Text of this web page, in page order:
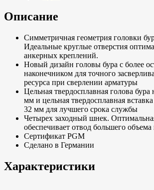
Описание
Симметричная геометрия головки
Идеальные круглые отверстия
анкерных креплений.
Новый дизайн головы бура с более
наконечником для точного
ресурса при сверлении арматуры
Цельная твердосплавная голова бура
мм и цельная твердосплавная
32 мм для лучшего срока службы
Четырех заходный шнек.
обеспечивает отвод большего
Сертификат PGM
Сделано в Германии
Характеристики